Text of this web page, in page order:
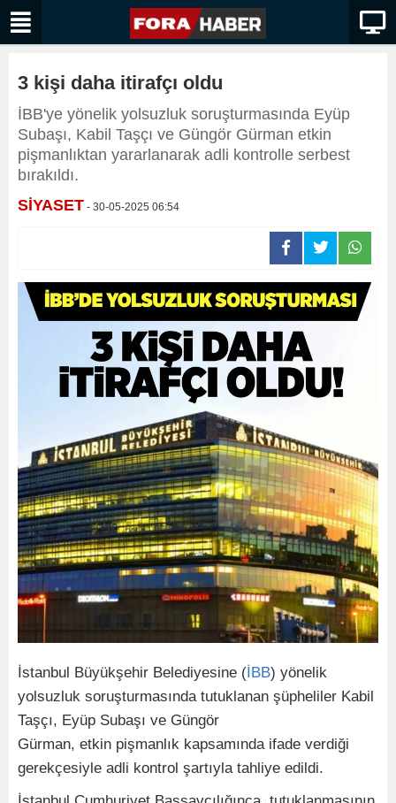
3 kişi daha itirafçı oldu
İBB'ye yönelik yolsuzluk soruşturmasında Eyüp
Subaşı, Kabil Taşçı ve Güngör Gürman etkin
pişmanlıktan yararlanarak adli kontrolle serbest
bırakıldı.
SİYASET - 30-05-2025 06:54
İstanbul Büyükşehir Belediyesine (İBB) yönelik
yolsuzluk soruşturmasında tutuklanan şüpheliler Kabil
Taşçı, Eyüp Subaşı ve Güngör
Gürman, etkin pişmanlık kapsamında ifade verdiği
gerekçesiyle adli kontrol şartıyla tahliye edildi.